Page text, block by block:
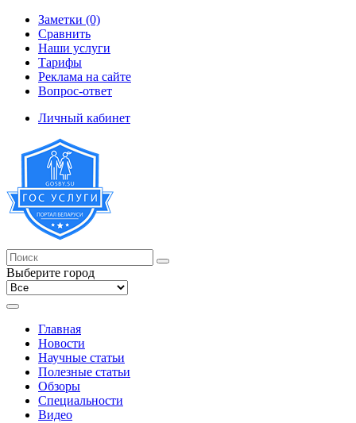
Заметки (0)
Сравнить
Наши услуги
Тарифы
Реклама на сайте
Вопрос-ответ
Личный кабинет
Выберите город
Главная
Новости
Научные статьи
Полезные статьи
Обзоры
Специальности
Видео